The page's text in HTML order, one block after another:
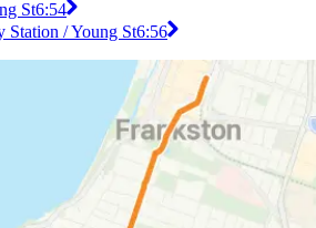
St6:54
Station / Young St6:56